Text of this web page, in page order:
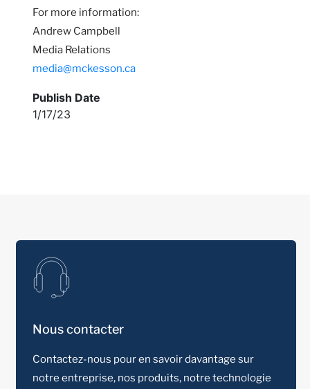
For more information:
Andrew Campbell
Media Relations
media@mckesson.ca
Publish Date
1/17/23
Nous contacter
Contactez-nous pour en savoir davantage sur
notre entreprise, nos produits, notre technologie